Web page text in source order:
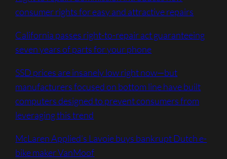
consumer rights for easy and attractive repairs
California passes right-to-repair act guaranteeing
seven years of parts for your phone
SSD prices are insanely low right now—but
manufacturers focused on bottom line have built
computers designed to prevent consumers from
leveraging this trend
McLaren Applied’s Lavoie buys bankrupt Dutch e-
bike maker VanMoof